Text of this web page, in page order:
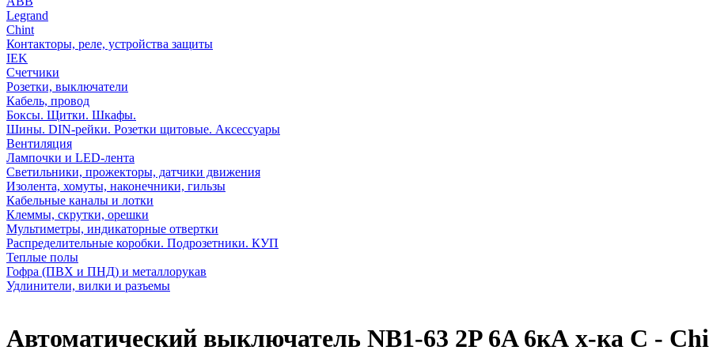
Legrand
Chint
Контакторы, реле, устройства защиты
IEK
Счетчики
Розетки, выключатели
Кабель, провод
Боксы. Щитки. Шкафы.
Шины. DIN-рейки. Розетки щитовые. Аксессуары
Вентиляция
Лампочки и LED-лента
Светильники, прожекторы, датчики движения
Изолента, хомуты, наконечники, гильзы
Кабельные каналы и лотки
Клеммы, скрутки, орешки
Мультиметры, индикаторные отвертки
Распределительные коробки. Подрозетники. КУП
Теплые полы
Гофра (ПВХ и ПНД) и металлорукав
Удлинители, вилки и разъемы
Автоматический выключатель NB1-63 2P 6A 6кА х-ка C -